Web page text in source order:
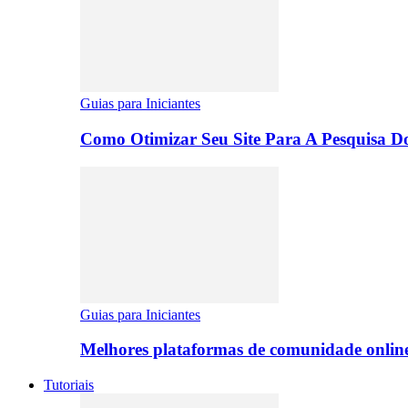
Guias para Iniciantes
Como Otimizar Seu Site Para A Pesquisa
Guias para Iniciantes
Melhores plataformas de comunidade
Tutoriais